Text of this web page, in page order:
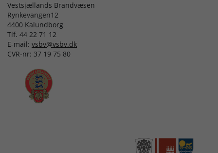
Vestsjællands Brandvæsen
Rynkevangen12
4400 Kalundborg
Tlf. 44 22 71 12
E-mail: vsbv@vsbv.dk
CVR-nr: 37 19 75 80